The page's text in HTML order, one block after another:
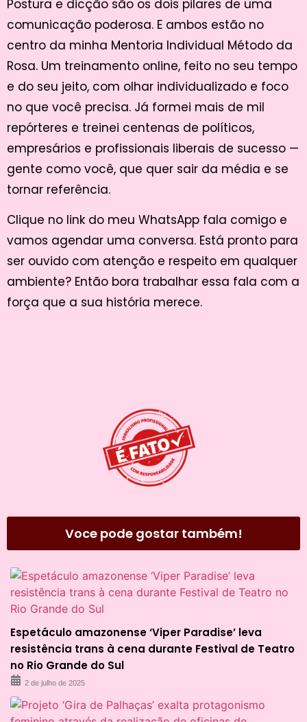
Postura e dicção são os dois pilares de uma
comunicação poderosa. E ambos estão no
centro da minha Mentoria Individual Método da
Rosa. Um treinamento online, feito no seu tempo
e do seu jeito, com olhar individualizado e foco
no que você precisa. Já formei mais de mil
repórteres e treinei centenas de políticos,
empresários e profissionais liberais de sucesso —
gente como você, que quer sair da média e se
tornar referência.
Clique no link do meu WhatsApp fala comigo e
vamos agendar uma conversa. Está pronto para
ser ouvido com atenção e respeito em qualquer
ambiente? Então bora trabalhar essa fala com a
força que a sua história merece.
Voce pode gostar também!
Espetáculo amazonense ‘Viper Paradise’ leva
resistência trans à cena durante Festival de Teatro
no Rio Grande do Sul
2 de julho de 2025